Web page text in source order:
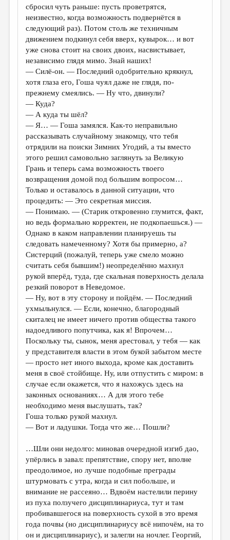
сбросил чуть раньше: пусть проветрятся,
неизвестно, когда возможность подвернётся в
следующий раз). Потом столь же техничным
движением подкинул себя вверх, кувырок… и вот
уже снова стоит на своих двоих, насвистывает,
независимо глядя мимо. Знай наших!
— Силё-он. — Последний одобрительно крякнул,
хотя глаза его, Гоша чуял даже не глядя, по-
прежнему смеялись. — Ну что, двинули?
— Куда?
— А куда ты шёл?
— Я… — Гоша замялся. Как-то неправильно
рассказывать случайному знакомцу, что тебя
отрядили на поиски Зимних Угодий, а ты вместо
этого решил самовольно заглянуть за Великую
Грань и теперь сама возможность твоего
возвращения домой под большим вопросом…
Только и оставалось в данной ситуации, что
процедить: — Это секретная миссия.
— Понимаю. — (Старик откровенно глумится, факт,
но ведь формально корректен, не подкопаешься.) —
Однако в каком направлении планируешь ты
следовать намеченному? Хотя бы примерно, а?
Систерций (пожалуй, теперь уже смело можно
считать себя бывшим!) неопределённо махнул
рукой вперёд, туда, где скальная поверхность делала
резкий поворот в Неведомое.
— Ну, вот в эту сторону и пойдём. — Последний
ухмыльнулся. — Если, конечно, благородный
скиталец не имеет ничего против общества такого
надоедливого попутчика, как я! Впрочем…
Поскольку ты, сынок, меня арестовал, у тебя — как
у представителя власти в этом букой забытом месте
— просто нет иного выхода, кроме как доставить
меня в своё стойбище. Ну, или отпустить с миром: в
случае если окажется, что я нахожусь здесь на
законных основаниях… А для этого тебе
необходимо меня выслушать, так?
Гоша только рукой махнул.
— Вот и ладушки. Тогда что же… Пошли?
…Шли они недолго: миновав очередной изгиб дао,
упёрлись в завал: препятствие, спору нет, вполне
преодолимое, но лучше подобные преграды
штурмовать с утра, когда и сил побольше, и
внимание не рассеяно… Вдвоём настелили перину
из пуха ползучего дисциплинариуса, тут и там
пробивавшегося на поверхность сухой в это время
года почвы (но дисциплинариусу всё нипочём, на то
он и дисциплинариус), и залегли на ночлег. Георгий,